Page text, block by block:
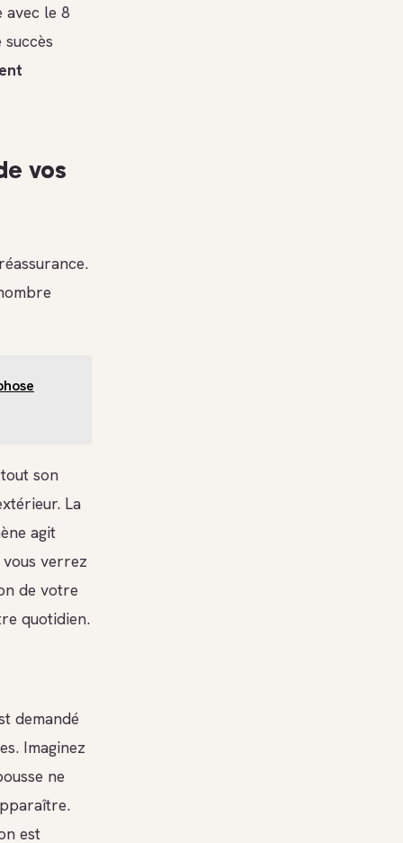
avec le 8
vos
son
La
agit
verrez
de votre
quotidien.
demandé
Imaginez
ne
est